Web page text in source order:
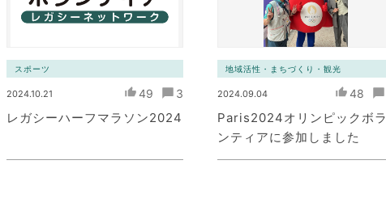
スポーツ
2024.10.21 49 3
レガシーハーフマラソン2024
地域活性・まちづくり・観光
2024.09.04 48
Paris2024オリンピックボラ
ンティアに参加しました